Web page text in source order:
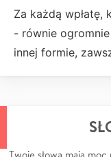
Za każdą wpłatę,
- równie
innej formie,